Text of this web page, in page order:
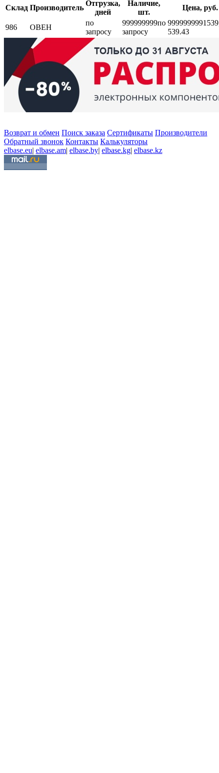
Склад Производитель
Отгрузка,
дней
Наличие,
шт.
Цена, руб.
986 ОВЕН
по
запросу
999999999по
запросу
999999999
539.43
Возврат и обмен Поиск заказа Сертификаты Производители
Обратный звонок Контакты Калькуляторы
elbase.eu| elbase.am| elbase.by| elbase.kg| elbase.kz